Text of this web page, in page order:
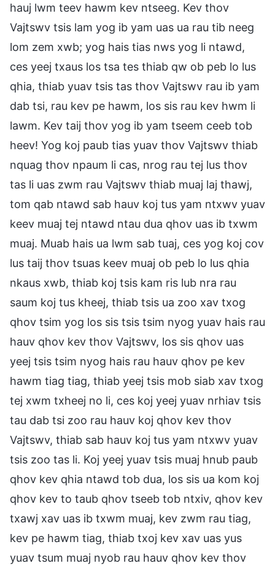
hauj lwm teev hawm kev ntseeg. Kev thov
Vajtswv tsis lam yog ib yam uas ua rau tib neeg
lom zem xwb; yog hais tias nws yog li ntawd,
ces yeej txaus los tsa tes thiab qw ob peb lo lus
qhia, thiab yuav tsis tas thov Vajtswv rau ib yam
dab tsi, rau kev pe hawm, los sis rau kev hwm li
lawm. Kev taij thov yog ib yam tseem ceeb tob
heev! Yog koj paub tias yuav thov Vajtswv thiab
nquag thov npaum li cas, nrog rau tej lus thov
tas li uas zwm rau Vajtswv thiab muaj laj thawj,
tom qab ntawd sab hauv koj tus yam ntxwv yuav
keev muaj tej ntawd ntau dua qhov uas ib txwm
muaj. Muab hais ua lwm sab tuaj, ces yog koj cov
lus taij thov tsuas keev muaj ob peb lo lus qhia
nkaus xwb, thiab koj tsis kam ris lub nra rau
saum koj tus kheej, thiab tsis ua zoo xav txog
qhov tsim yog los sis tsis tsim nyog yuav hais rau
hauv qhov kev thov Vajtswv, los sis qhov uas
yeej tsis tsim nyog hais rau hauv qhov pe kev
hawm tiag tiag, thiab yeej tsis mob siab xav txog
tej xwm txheej no li, ces koj yeej yuav nrhiav tsis
tau dab tsi zoo rau hauv koj qhov kev thov
Vajtswv, thiab sab hauv koj tus yam ntxwv yuav
tsis zoo tas li. Koj yeej yuav tsis muaj hnub paub
qhov kev qhia ntawd tob dua, los sis ua kom koj
qhov kev to taub qhov tseeb tob ntxiv, qhov kev
txawj xav uas ib txwm muaj, kev zwm rau tiag,
kev pe hawm tiag, thiab txoj kev xav uas yus
yuav tsum muaj nyob rau hauv qhov kev thov